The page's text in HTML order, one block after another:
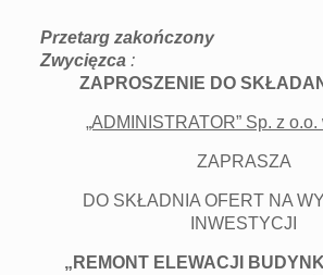
Przetarg zakończony
Zwycięzca :
ZAPROSZENIE DO
„ADMINISTRATOR” Sp. z
ZAPRASZA
DO SKŁADNIA OFERT NA
INWESTYCJI
„REMONT ELEWACJI